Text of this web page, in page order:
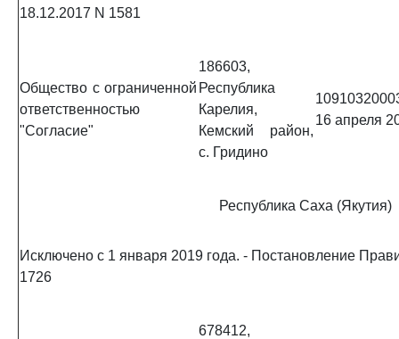
18.12.2017 N 1581
Общество с ограниченной
ответственностью
"Согласие"
186603,
Республика
Карелия,
Кемский район,
с. Гридино
16 апреля
Республика Саха (Якутия)
Исключено с 1 января 2019 года. - Постановление
1726
678412,